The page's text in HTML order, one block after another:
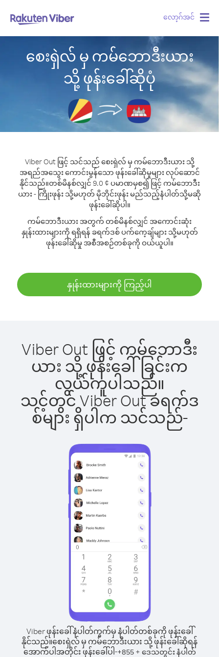
လော့ဂ်အင်
စေးရှဲလ် မှ ကမ်ဘောဒီးယား
သို့ ဖုန်းခေါ်ဆိုပုံ
Viber Out ဖြင့် သင်သည် စေးရှဲလ် မှ ကမ်ဘောဒီးယား သို့
အရည်အသွေး ကောင်းမွန်သော ဖုန်းခေါ်ဆိုမှုများ လုပ်ဆောင်
နိုင်သည်။တစ်မိနစ်လျှင် 9.0 ¢ ပမာဏမှစ၍ ဖြင့် ကမ်ဘောဒီး
ယား - ကြိုးဖုန်း သို့မဟုတ် မိုဘိုင်းဖုန်း မည်သည့်နံပါတ်သို့မဆို
ဖုန်းခေါ်ဆိုပါ။
ကမ်ဘောဒီးယား အတွက် တစ်မိနစ်လျှင် အကောင်းဆုံး
နှုန်းထားများကို ရရှိရန် ခရက်ဒစ် ပက်ကေ့ချ်များ သို့မဟုတ်
ဖုန်းခေါ်ဆိုမှု အစီအစဉ်တစ်ခုကို ဝယ်ယူပါ။
နှုန်းထားများကို ကြည့်ပါ
Viber Out ဖြင့် ကမ်ဘောဒီး
ယား သို့ ဖုန်းခေါ်ခြင်းက
လွယ်ကူပါသည်။
သင့်တွင် Viber Out ခရက်ဒ
စ်များ ရှိပါက သင်သည်-
Viber ဖုန်းခေါ်နံပါတ်ကွက်မှ နံပါတ်တစ်ခုကို ဖုန်းခေါ်
နိုင်သည်။စေးရှဲလ် မှ ကမ်ဘောဒီးယား သို့ ဖုန်းခေါ်ဆိုရန်
အောက်ပါအတိုင်း ဖုန်းခေါ်ပါ-+855+ ဒေသတွင်း နံပါတ်